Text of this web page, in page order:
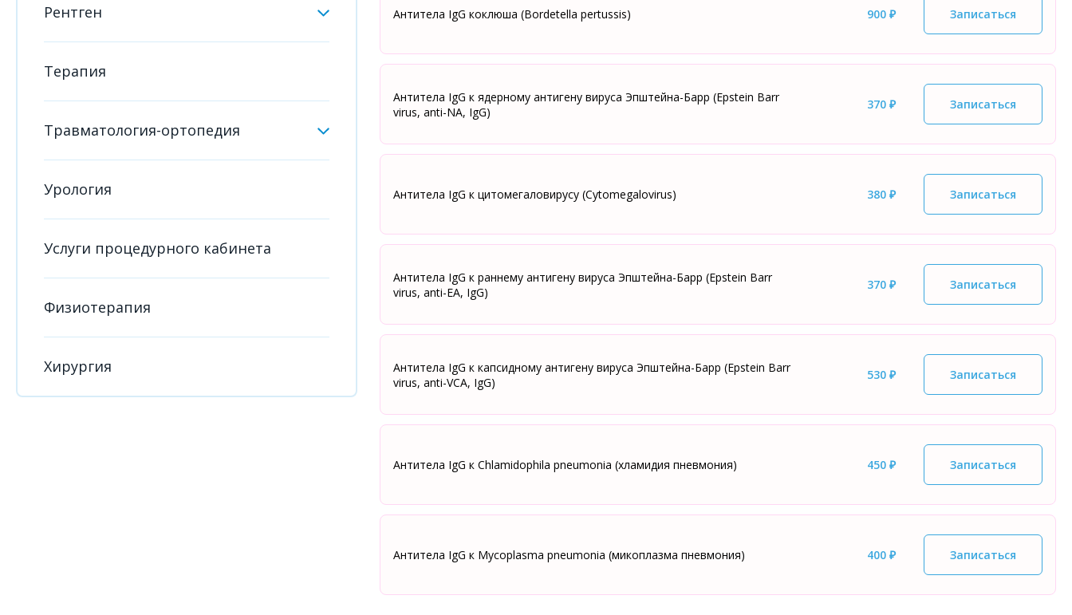
Рентген
Терапия
Травматология-ортопедия
Урология
Услуги процедурного кабинета
Физиотерапия
Хирургия
Антитела IgG коклюша (Bordetella pertussis) 900 ₽ Записаться
Антитела IgG к ядерному антигену вируса Эпштейна-Барр (Epstein Barr
virus, anti-NA, IgG)
370 ₽ Записаться
Антитела IgG к цитомегаловирусу (Cytomegalovirus) 380 ₽ Записаться
Антитела IgG к раннему антигену вируса Эпштейна-Барр (Epstein Barr
virus, anti-ЕA, IgG)
370 ₽ Записаться
Антитела IgG к капсидному антигену вируса Эпштейна-Барр (Epstein Barr
virus, anti-VCA, IgG)
530 ₽ Записаться
Антитела IgG к Сhlamidophila pneumonia (хламидия пневмония) 450 ₽ Записаться
Антитела IgG к Mycoplasma pneumonia (микоплазма пневмония) 400 ₽ Записаться